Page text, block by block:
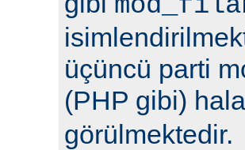
üçüncü parti
(PHP gibi) hala
görülmektedir.